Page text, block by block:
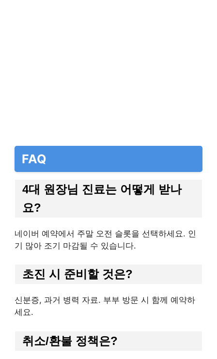
FAQ
4대 원장님 진료는 어떻게 받나
요?
네이버 예약에서 주말 오전 슬롯을 선택하세요. 인
기 많아 조기 마감될 수 있습니다.
초진 시 준비할 것은?
신분증, 과거 병력 자료. 부부 방문 시 함께 예약하
세요.
취소/환불 정책은?